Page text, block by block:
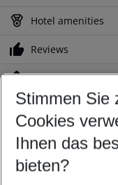
Hotel amenities
Reviews
Location
Customize your offer
Find the perfect deal
Your departure
Any airport
Stimmen Sie
Cookies
Ihnen das
bieten?